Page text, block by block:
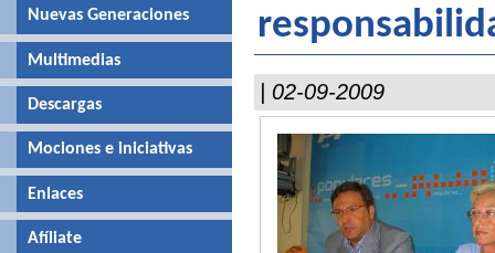
| 02-09-2009
Nuevas Generaciones
Multimedias
Descargas
Mociones e iniciativas
Enlaces
Afíliate